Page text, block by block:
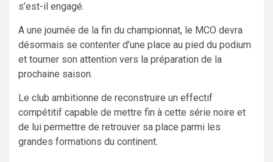
s’est-il engagé.
A une journée de la fin du championnat, le MCO devra
désormais se contenter d’une place au pied du podium
et tourner son attention vers la préparation de la
prochaine saison.
Le club ambitionne de reconstruire un effectif
compétitif capable de mettre fin à cette série noire et
de lui permettre de retrouver sa place parmi les
grandes formations du continent.